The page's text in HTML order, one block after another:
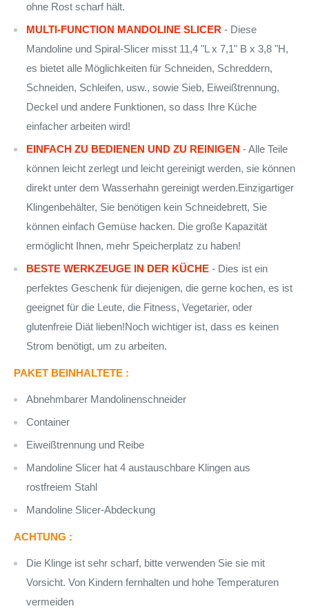
ohne Rost scharf hält.
MULTI-FUNCTION MANDOLINE SLICER - Diese
Mandoline und Spiral-Slicer misst 11,4 "L x 7,1" B x 3,8 "H,
es bietet alle Möglichkeiten für Schneiden, Schreddern,
Schneiden, Schleifen, usw., sowie Sieb, Eiweißtrennung,
Deckel und andere Funktionen, so dass Ihre Küche
einfacher arbeiten wird!
EINFACH ZU BEDIENEN UND ZU REINIGEN - Alle Teile
können leicht zerlegt und leicht gereinigt werden, sie können
direkt unter dem Wasserhahn gereinigt werden.Einzigartiger
Klingenbehälter, Sie benötigen kein Schneidebrett, Sie
können einfach Gemüse hacken. Die große Kapazität
ermöglicht Ihnen, mehr Speicherplatz zu haben!
BESTE WERKZEUGE IN DER KÜCHE - Dies ist ein
perfektes Geschenk für diejenigen, die gerne kochen, es ist
geeignet für die Leute, die Fitness, Vegetarier, oder
glutenfreie Diät lieben!Noch wichtiger ist, dass es keinen
Strom benötigt, um zu arbeiten.
PAKET BEINHALTETE :
Abnehmbarer Mandolinenschneider
Container
Eiweißtrennung und Reibe
Mandoline Slicer hat 4 austauschbare Klingen aus
rostfreiem Stahl
Mandoline Slicer-Abdeckung
ACHTUNG :
Die Klinge ist sehr scharf, bitte verwenden Sie sie mit
Vorsicht. Von Kindern fernhalten und hohe Temperaturen
vermeiden